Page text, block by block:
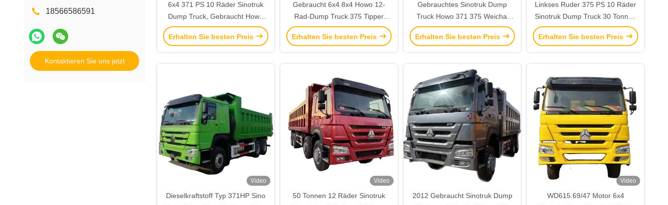
18566586591
Kontaktieren Sie uns jetzt
6x4 371 PS 10 Räder Sinotruk
Dump Truck, Gebraucht Howo
Dump Truck
Erhalten Sie besten Preis
Gebraucht 6x4 8x4 Howo 12-
Rad-Dump Truck 375 Tipper
Truck für den Straßenverkehr
Erhalten Sie besten Preis
Gebrauchtes Sinotruk Dump
Truck Howo 371 375 Weichai
Tipper Truck 6x4 300-400L
Treibstoffbehälter
Erhalten Sie besten Preis
Linkses Ruder 375 PS 10 Räder
Sinotruk Dump Truck 30 Tonnen
Gebraucht 6x4 HOWO Tipper
Erhalten Sie besten Preis
Video
Dieselkraftstoff Typ 371HP Sino
Video
50 Tonnen 12 Räder Sinotruk
2012 Gebraucht Sinotruk Dump
Video
WD615.69/47 Motor 6x4